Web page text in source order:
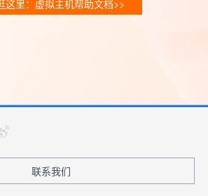
这里：虚拟主机帮助文档>>